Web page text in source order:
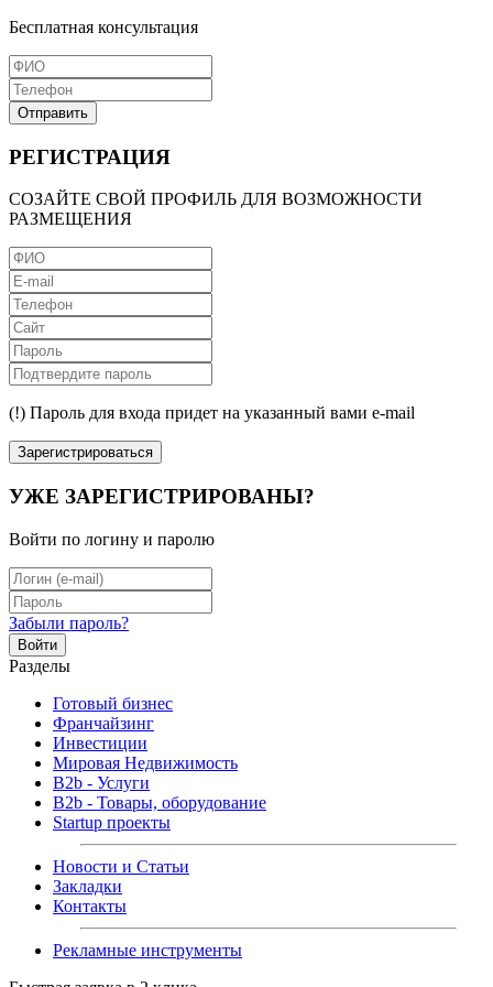
Бесплатная консультация
Отправить
РЕГИСТРАЦИЯ
СОЗАЙТЕ СВОЙ ПРОФИЛЬ ДЛЯ ВОЗМОЖНОСТИ
РАЗМЕЩЕНИЯ
(!) Пароль для входа придет на указанный вами e-mail
Зарегистрироваться
УЖЕ ЗАРЕГИСТРИРОВАНЫ?
Войти по логину и паролю
Забыли пароль?
Войти
Разделы
Готовый бизнес
Франчайзинг
Инвестиции
Мировая Недвижимость
B2b - Услуги
B2b - Товары, оборудование
Startup проекты
Новости и Статьи
Закладки
Контакты
Рекламные инструменты